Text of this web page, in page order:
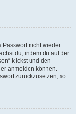
Passwort nicht wieder
du, indem du auf der
klickst und den
anmelden können.
zurückzusetzen, so